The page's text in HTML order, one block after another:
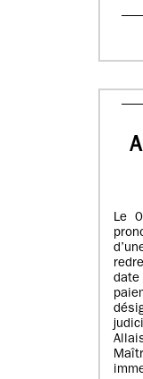
Le